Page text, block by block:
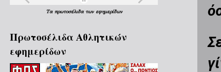
Τα πρωτοσέλιδα των εφημερίδων
Πρωτοσέλιδα Aθλητικών
εφημερίδων